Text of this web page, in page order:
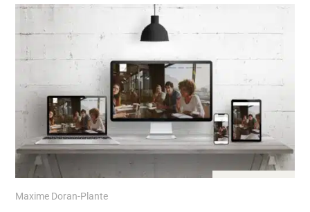
Maxime Doran-Plante